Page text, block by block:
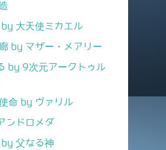
大天使ミカエル
by マザー・メアリー
by 9次元アークトゥル
命 by ヴァリル
ンドロメダ
父なる神